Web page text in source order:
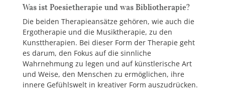
Was ist Poesietherapie und was Bibliotherapie?
Die beiden Therapieansätze gehören, wie auch die
Ergotherapie und die Musiktherapie, zu den
Kunsttherapien. Bei dieser Form der Therapie geht
es darum, den Fokus auf die sinnliche
Wahrnehmung zu legen und auf künstlerische Art
und Weise, den Menschen zu ermöglichen, ihre
innere Gefühlswelt in kreativer Form auszudrücken.